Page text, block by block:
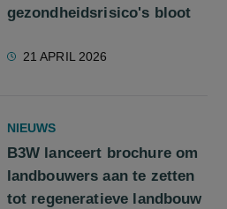
gezondheidsrisico's bloot
21 APRIL 2026
NIEUWS
B3W lanceert brochure om
landbouwers aan te zetten
tot regeneratieve landbouw